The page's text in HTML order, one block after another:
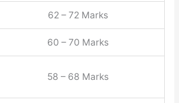
62 – 72 Marks
60 – 70 Marks
58 – 68 Marks